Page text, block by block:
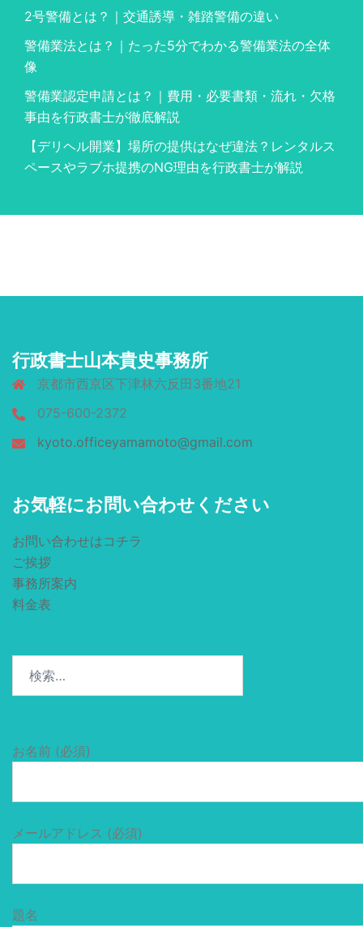
2号警備とは？｜交通誘導・雑踏警備の違い
警備業法とは？｜たった5分でわかる警備業法の全体
像
警備業認定申請とは？｜費用・必要書類・流れ・欠格
事由を行政書士が徹底解説
【デリヘル開業】場所の提供はなぜ違法？レンタルス
ペースやラブホ提携のNG理由を行政書士が解説
行政書士山本貴史事務所
京都市西京区下津林六反田3番地21
075-600-2372
kyoto.officeyamamoto@gmail.com
お気軽にお問い合わせください
お問い合わせはコチラ
ご挨拶
事務所案内
料金表
お名前 (必須)
メールアドレス (必須)
題名